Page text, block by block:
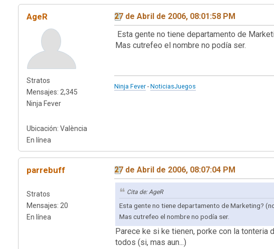
AgeR
Stratos
Mensajes: 2,345
Ninja Fever
Ubicación: València
En línea
27 de Abril de 2006, 08:01:58 PM
Esta gente no tiene departamento de
Mas cutrefeo el nombre no podía ser.
Ninja Fever -NoticiasJuegos
parrebuff
Stratos
Mensajes: 20
En línea
27 de Abril de 2006, 08:07:04 PM
Cita de: AgeR
Esta gente no tiene departamento de Marketing?
Mas cutrefeo el nombre no podía ser.
Parece ke si ke tienen, porke con la
todos (si, mas aun...)